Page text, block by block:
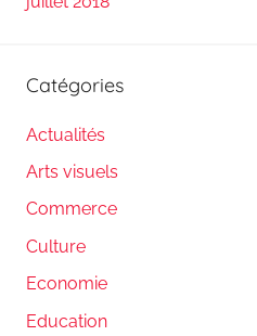
Catégories
Actualités
Arts visuels
Commerce
Culture
Economie
Education